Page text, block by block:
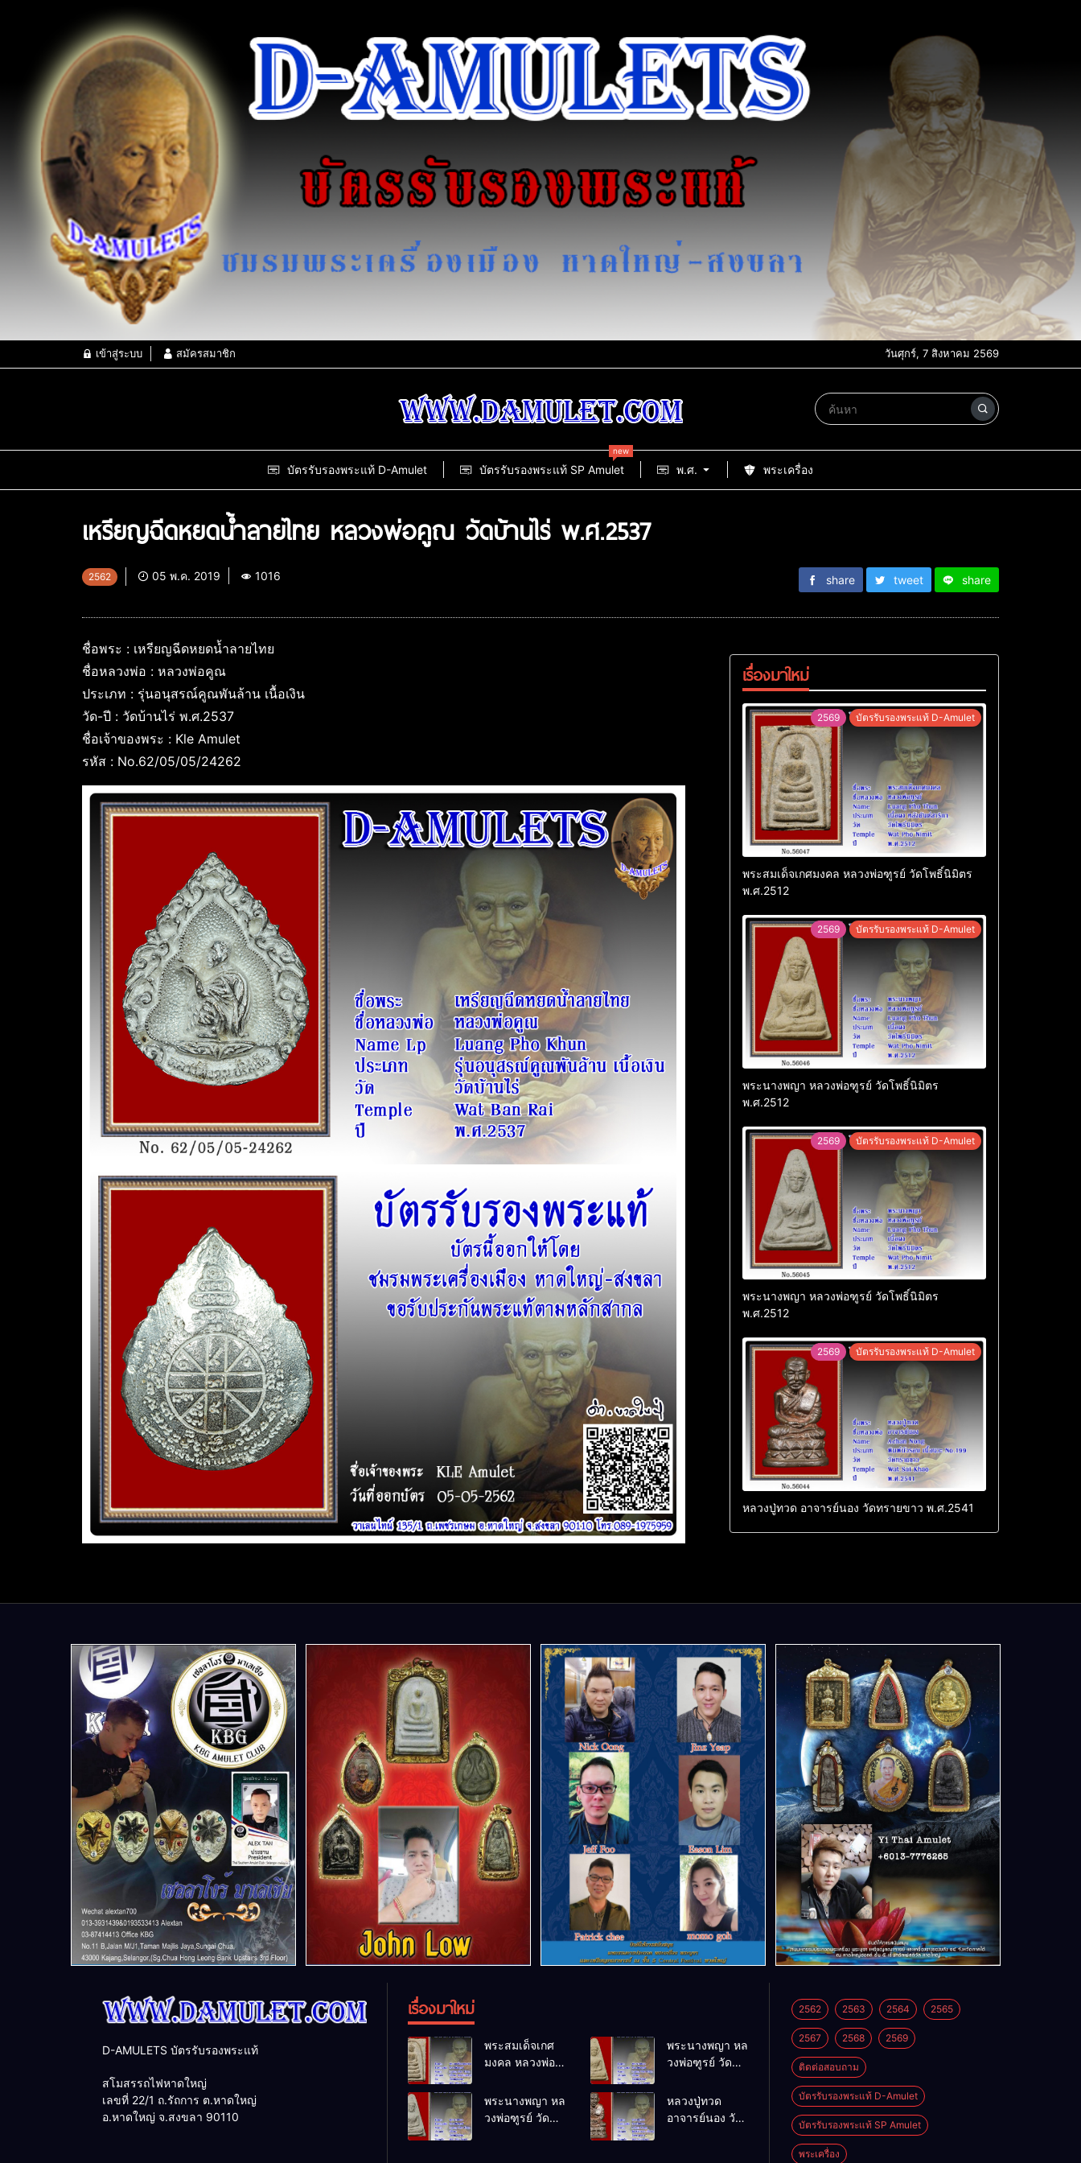
เข้าสู่ระบบ สมัครสมาชิก วันศุกร์, 7 สิงหาคม 2569
บัตรรับรองพระแท้ D-Amulet บัตรรับรองพระแท้ SP Amulet
new
พ.ศ. พระเครื่อง
เหรียญฉีดหยดน้ำลายไทย หลวงพ่อคูณ วัดบ้านไร่ พ.ศ.2537
2562 05 พ.ค. 2019 1016 share tweet share
ชื่อพระ : เหรียญฉีดหยดน้ำลายไทย
ชื่อหลวงพ่อ : หลวงพ่อคูณ
ประเภท : รุ่นอนุสรณ์คูณพันล้าน เนื้อเงิน
วัด-ปี : วัดบ้านไร่ พ.ศ.2537
ชื่อเจ้าของพระ : Kle Amulet
รหัส : No.62/05/05/24262
เรื่องมาใหม่
2569 บัตรรับรองพระแท้ D-Amulet
พระสมเด็จเกศมงคล หลวงพ่อฑูรย์ วัดโพธิ์นิมิตร
พ.ศ.2512
2569 บัตรรับรองพระแท้ D-Amulet
พระนางพญา หลวงพ่อฑูรย์ วัดโพธิ์นิมิตร
พ.ศ.2512
2569 บัตรรับรองพระแท้ D-Amulet
พระนางพญา หลวงพ่อฑูรย์ วัดโพธิ์นิมิตร
พ.ศ.2512
2569 บัตรรับรองพระแท้ D-Amulet
หลวงปู่ทวด อาจารย์นอง วัดทรายขาว พ.ศ.2541
D-AMULETS บัตรรับรองพระแท้
สโมสรรถไฟหาดใหญ่
เลขที่ 22/1 ถ.รัถการ ต.หาดใหญ่
อ.หาดใหญ่ จ.สงขลา 90110
เรื่องมาใหม่
พระสมเด็จเกศ
มงคล หลวงพ่อ
โพธิ์นิมิตร
พ.ศ.2512
พระนางพญา หล
วงพ่อฑูรย์ วัด
พ.ศ.2512
พระนางพญา หล
วงพ่อฑูรย์ วัด
หลวงปู่ทวด
อาจารย์นอง วัด
2562 2563 2564 2565
2567 2568 2569
ติดต่อสอบถาม
บัตรรับรองพระแท้ D-Amulet
บัตรรับรองพระแท้ SP Amulet
พระเครื่อง